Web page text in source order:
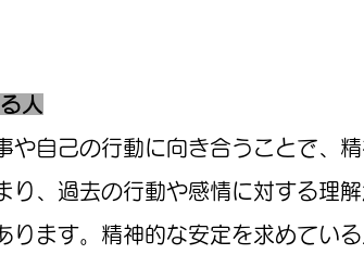
人
や自己の行動に向き合うことで、
り、過去の行動や感情に対する理
ります。精神的な安定を求めてい